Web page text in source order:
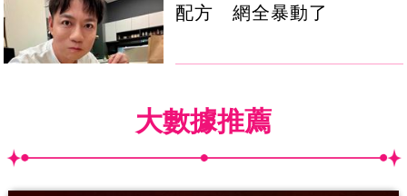
配方 網全暴動了
大數據推薦